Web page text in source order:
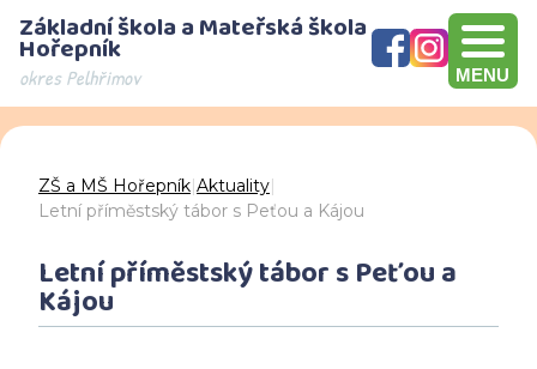
Základní škola a Mateřská škola
Hořepník
okres Pelhřimov MENU
ZŠ a MŠ Hořepník|Aktuality|
Letní příměstský tábor s Peťou a Kájou
Letní příměstský tábor s Peťou a
Kájou